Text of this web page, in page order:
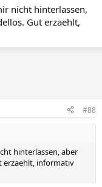
nicht hinterlassen,
Gut erzaehlt,
#88
hinterlassen, aber
erzaehlt, informativ